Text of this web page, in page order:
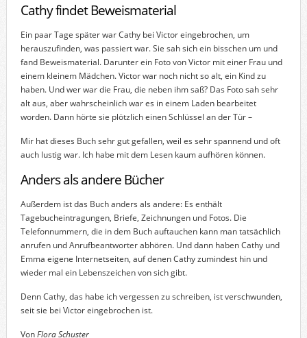
Cathy findet Beweismaterial
Ein paar Tage später war Cathy bei Victor eingebrochen, um
herauszufinden, was passiert war. Sie sah sich ein bisschen um und
fand Beweismaterial. Darunter ein Foto von Victor mit einer Frau und
einem kleinem Mädchen. Victor war noch nicht so alt, ein Kind zu
haben. Und wer war die Frau, die neben ihm saß? Das Foto sah sehr
alt aus, aber wahrscheinlich war es in einem Laden bearbeitet
worden. Dann hörte sie plötzlich einen Schlüssel an der Tür –
Mir hat dieses Buch sehr gut gefallen, weil es sehr spannend und oft
auch lustig war. Ich habe mit dem Lesen kaum aufhören können.
Anders als andere Bücher
Außerdem ist das Buch anders als andere: Es enthält
Tagebucheintragungen, Briefe, Zeichnungen und Fotos. Die
Telefonnummern, die in dem Buch auftauchen kann man tatsächlich
anrufen und Anrufbeantworter abhören. Und dann haben Cathy und
Emma eigene Internetseiten, auf denen Cathy zumindest hin und
wieder mal ein Lebenszeichen von sich gibt.
Denn Cathy, das habe ich vergessen zu schreiben, ist verschwunden,
seit sie bei Victor eingebrochen ist.
VonFlora Schuster